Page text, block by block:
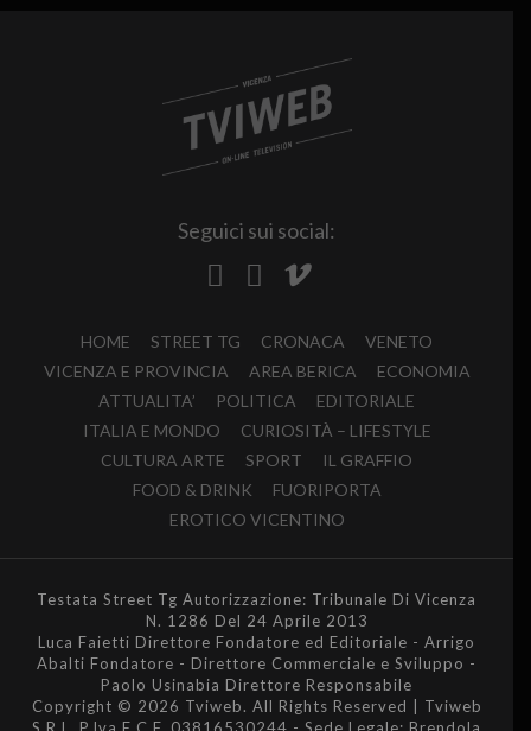
Seguici sui social:
HOME STREET TG CRONACA
VENETO
VICENZA E PROVINCIA
AREA BERICA
ECONOMIA
ATTUALITA’
POLITICA
EDITORIALE
ITALIA E MONDO
CURIOSITÀ – LIFESTYLE
CULTURA ARTE
SPORT
IL GRAFFIO
FOOD & DRINK
FUORIPORTA
EROTICO VICENTINO
Testata Street Tg Autorizzazione: Tribunale Di Vicenza
N. 1286 Del 24 Aprile 2013
Luca Faietti Direttore Fondatore ed Editoriale - Arrigo
Abalti Fondatore - Direttore Commerciale e Sviluppo -
Paolo Usinabia Direttore Responsabile
Copyright © 2026 Tviweb. All Rights Reserved | Tviweb